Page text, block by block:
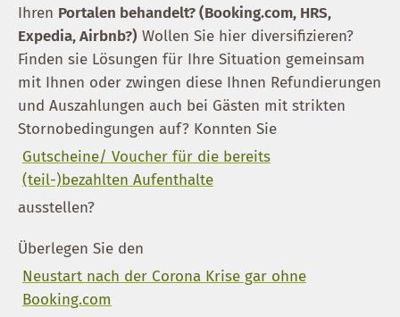
Ihren Portalen behandelt? (Booking.com, HRS,
Expedia, Airbnb?) Wollen Sie hier diversifizieren?
Finden sie Lösungen für Ihre Situation gemeinsam
mit Ihnen oder zwingen diese Ihnen Refundierungen
und Auszahlungen auch bei Gästen mit strikten
Stornobedingungen auf? Konnten Sie
Gutscheine/ Voucher für die bereits
(teil-)bezahlten Aufenthalte
ausstellen?
Überlegen Sie den
Neustart nach der Corona Krise gar ohne
Booking.com